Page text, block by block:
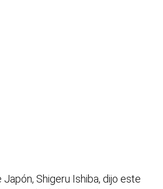
Shigeru Ishiba, dijo este